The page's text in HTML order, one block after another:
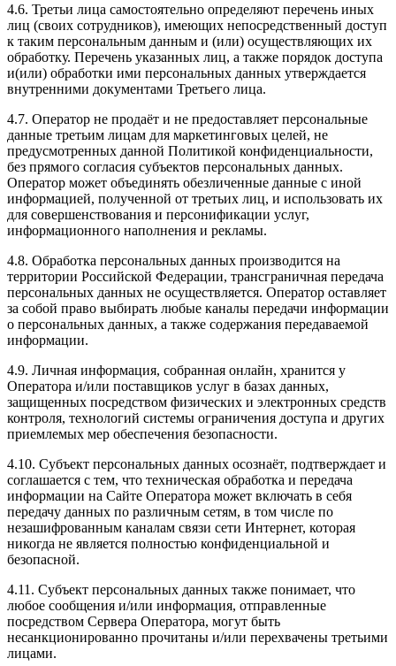
4.6. Третьи лица самостоятельно определяют перечень иных
лиц (своих сотрудников), имеющих непосредственный доступ
к таким персональным данным и (или) осуществляющих их
обработку. Перечень указанных лиц, а также порядок доступа
и(или) обработки ими персональных данных утверждается
внутренними документами Третьего лица.
4.7. Оператор не продаёт и не предоставляет персональные
данные третьим лицам для маркетинговых целей, не
предусмотренных данной Политикой конфиденциальности,
без прямого согласия субъектов персональных данных.
Оператор может объединять обезличенные данные с иной
информацией, полученной от третьих лиц, и использовать их
для совершенствования и персонификации услуг,
информационного наполнения и рекламы.
4.8. Обработка персональных данных производится на
территории Российской Федерации, трансграничная передача
персональных данных не осуществляется. Оператор оставляет
за собой право выбирать любые каналы передачи информации
о персональных данных, а также содержания передаваемой
информации.
4.9. Личная информация, собранная онлайн, хранится у
Оператора и/или поставщиков услуг в базах данных,
защищенных посредством физических и электронных средств
контроля, технологий системы ограничения доступа и других
приемлемых мер обеспечения безопасности.
4.10. Субъект персональных данных осознаёт, подтверждает и
соглашается с тем, что техническая обработка и передача
информации на Сайте Оператора может включать в себя
передачу данных по различным сетям, в том числе по
незашифрованным каналам связи сети Интернет, которая
никогда не является полностью конфиденциальной и
безопасной.
4.11. Субъект персональных данных также понимает, что
любое сообщения и/или информация, отправленные
посредством Сервера Оператора, могут быть
несанкционированно прочитаны и/или перехвачены третьими
лицами.